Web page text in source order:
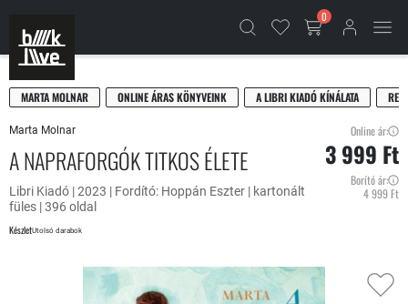
0
MARTA MOLNAR ONLINE ÁRAS KÖNYVEINK A LIBRI KIADÓ KÍNÁLATA
Marta Molnar
A NAPRAFORGÓK TITKOS ÉLETE
Libri Kiadó | 2023 | Fordító: Hoppán Eszter | kartonált
füles | 396 oldal
KészletUtolsó darabok
Online ár:
3 999 Ft
Borító ár:
4 999 Ft